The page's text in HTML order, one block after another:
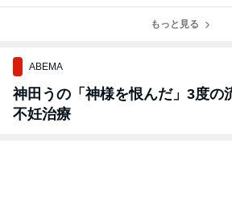
oot外部接続ユ
もっと見る
ABEMA
神田うの「神様を恨んだ」3度の
不妊治療